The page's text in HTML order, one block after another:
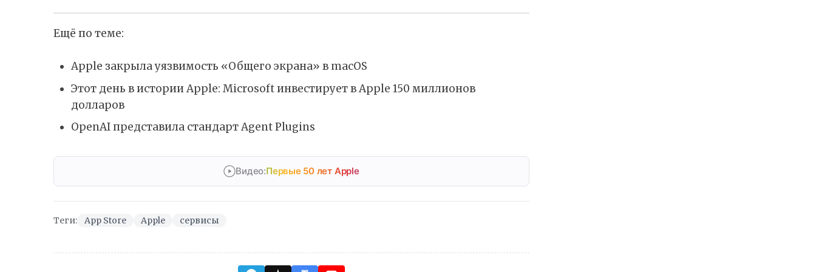
Ещё по теме:
Apple закрыла уязвимость «Общего экрана» в macOS
Этот день в истории Apple: Microsoft инвестирует в Apple 150 миллионов
долларов
OpenAI представила стандарт Agent Plugins
Видео:Первые 50 лет Apple
Теги: App Store Apple сервисы